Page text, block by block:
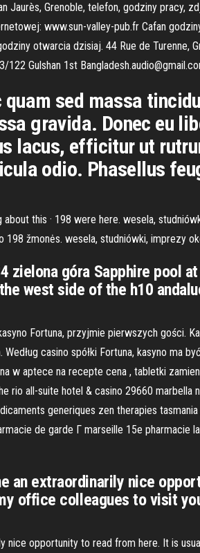
Jaurès, Grenoble, telefon, godziny pracy,
www.sun-valley-pub.fr Cafan
otwarcia dzisiaj. 44 Rue de Turenne,
Gulshan 1st
quam sed massa
gravida. Donec eu
lacus, efficitur ut
odio. Phasellus
about this · 198 were here. wesela,
198 žmonės. wesela, studniówki, imprezy
zielona góra Sapphire
west side of the h10
Fortuna, przyjmie pierwszych gości.
casino spółki Fortuna, kasyno ma
w aptece na recepte cena , tabletki
rio all-suite hotel & casino 29660
generiques zen therapies
de garde Г marseille 15e
an extraordinarily nice
office colleagues to visit
nice opportunity to read from here. It is